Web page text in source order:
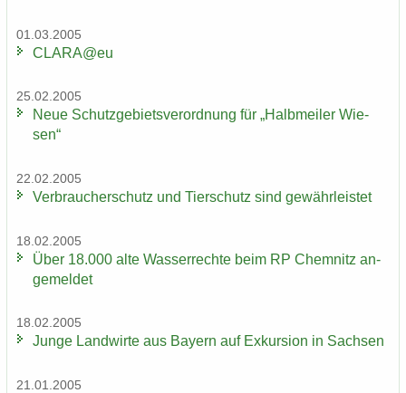
01.03.2005
CLARA@eu
25.02.2005
Neue Schutz­ge­biets­ver­ord­nung für „Halb­mei­ler Wie­
sen“
22.02.2005
Ver­brau­cher­schutz und Tier­schutz sind ge­währ­leis­tet
18.02.2005
Über 18.000 alte Was­ser­rech­te beim RP Chem­nitz an­
ge­mel­det
18.02.2005
Junge Land­wir­te aus Bay­ern auf Ex­kur­si­on in Sach­sen
21.01.2005